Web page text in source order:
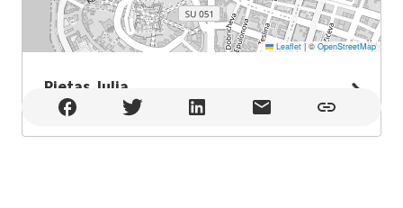
Leaflet |© OpenStreetMap
Pietas Julia
Pietas Julia , Pula